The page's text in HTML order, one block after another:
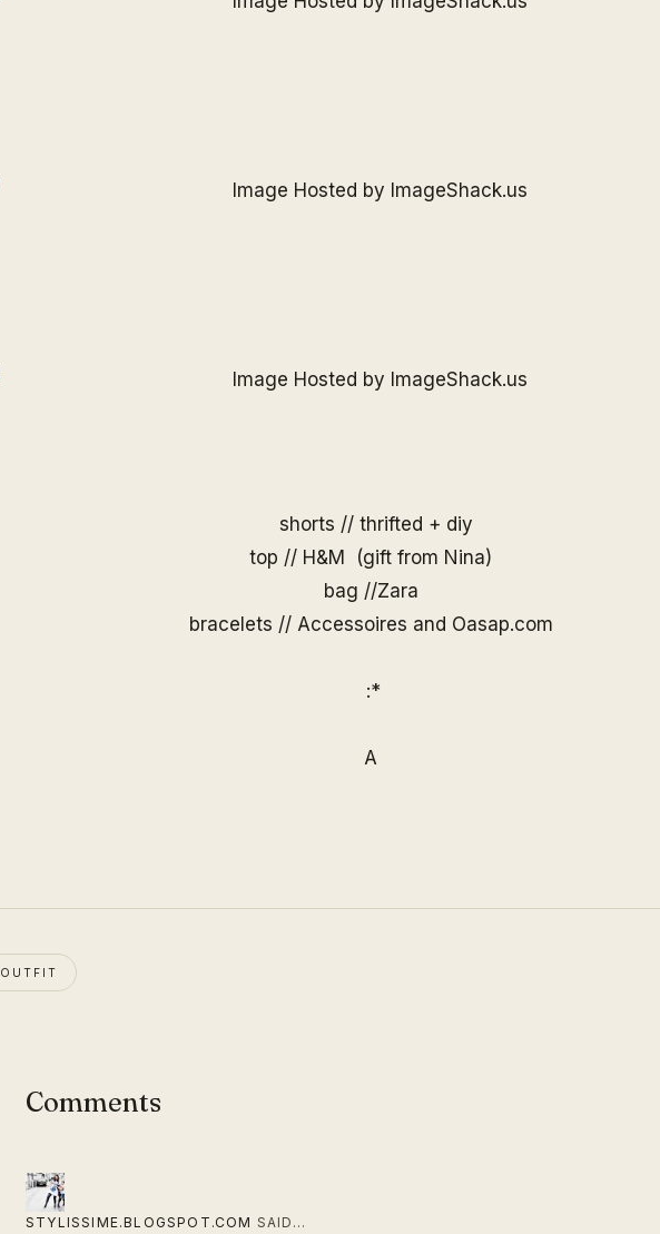
shorts // thrifted + diy
top // H&M (gift from Nina)
bag //Zara
bracelets // Accessoires and Oasap.com
:*
A
OUTFIT
Comments
STYLISSIME.BLOGSPOT.COM SAID…